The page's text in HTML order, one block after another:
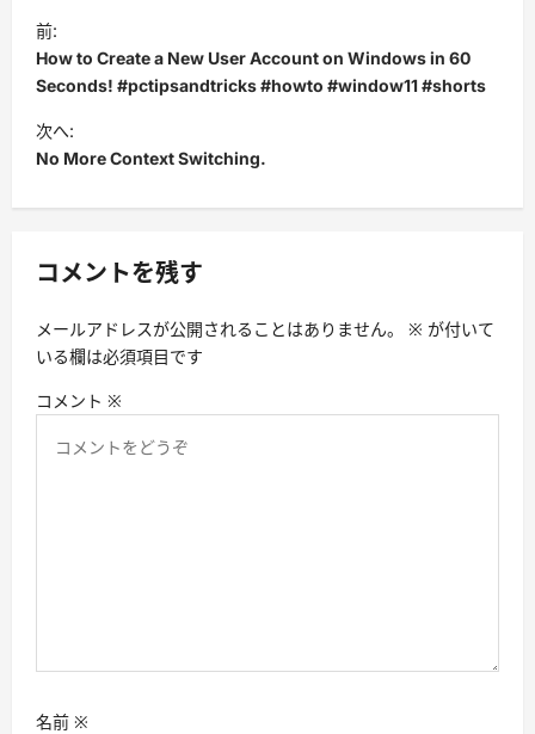
投
稿
ナ
ビ
ゲ
ー
ョ
前:
How to Create a New User Account on Windows in 60
Seconds! #pctipsandtricks #howto #window11 #shorts
次へ:
No More Context Switching.
コメントを残す
メールアドレスが公開されることはありません。 ※ が付いて
いる欄は必須項目です
コメント ※
名前 ※